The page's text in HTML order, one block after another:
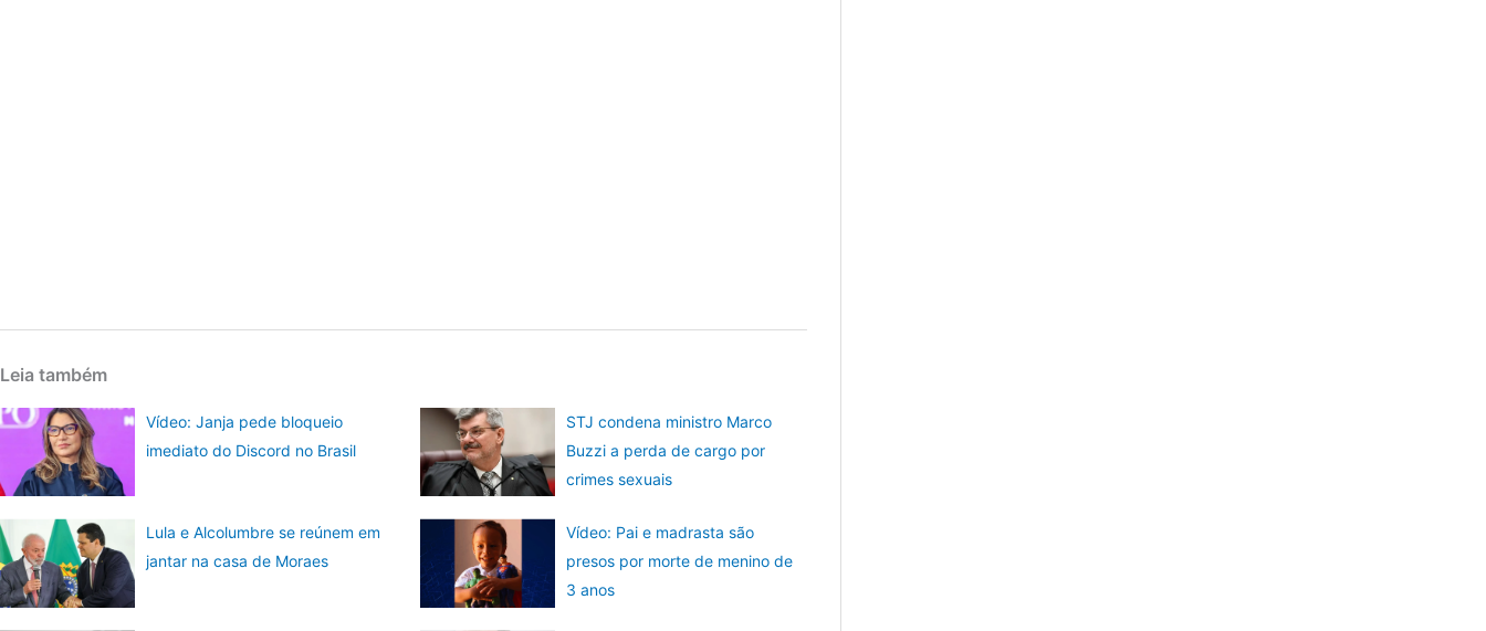
Leia também
Vídeo: Janja pede bloqueio
imediato do Discord no Brasil
STJ condena ministro Marco
Buzzi a perda de cargo por
crimes sexuais
Lula e Alcolumbre se reúnem em
jantar na casa de Moraes
Vídeo: Pai e madrasta são
presos por morte de menino de
3 anos